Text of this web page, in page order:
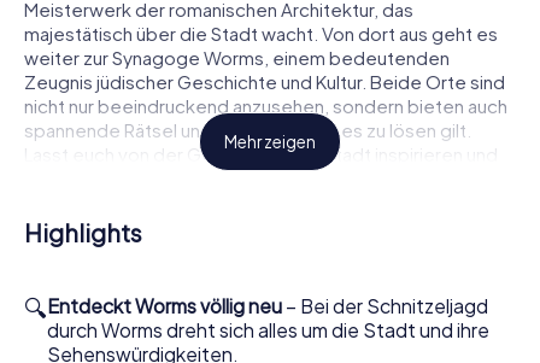
Meisterwerk der romanischen Architektur, das
majestätisch über die Stadt wacht. Von dort aus geht es
weiter zur Synagoge Worms, einem bedeutenden
Zeugnis jüdischer Geschichte und Kultur. Beide Orte sind
nicht nur beeindruckend anzusehen, sondern bieten auch
spannende Rätsel und Aufgaben, die es zu lösen gilt.
Lasst euch von der Geschichte der Stadt inspirieren und
taucht ein in vergangene Zeiten.
Erlebt Geschichte hautnah bei der
Schnitzeljagd in Worms
Während der Schnitzeljagd werdet ihr auch das
Lutherdenkmal entdecken, das an die bedeutenden
Ereignisse der Reformation erinnert. Hier könnt ihr mehr
Mehr zeigen
Highlights
🔍Entdeckt Worms völlig neu – Bei der Schnitzeljagd
durch Worms dreht sich alles um die Stadt und ihre
Sehenswürdigkeiten.